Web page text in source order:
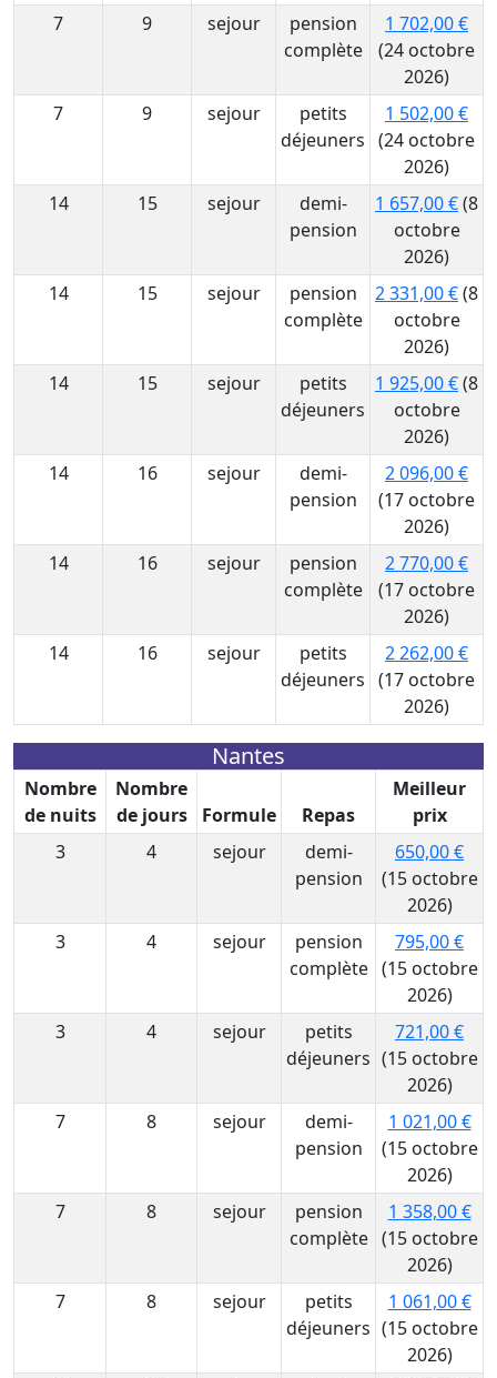
7
9 sejour
pension
complète
1 702,00 €
(24 octobre
2026)
7
9 sejour
petits
déjeuners
1 502,00 €
(24 octobre
2026)
14
15 sejour
demi-
pension
1 657,00 €(8
octobre
2026)
14
15 sejour
pension
complète
2 331,00 €(8
octobre
2026)
14
15 sejour
petits
déjeuners
1 925,00 €(8
octobre
2026)
14
16 sejour
demi-
pension
2 096,00 €
(17 octobre
2026)
14
16 sejour
pension
complète
2 770,00 €
(17 octobre
2026)
14
16 sejour
petits
déjeuners
2 262,00 €
(17 octobre
2026)
Nantes
Nombre
de nuits
Nombre
de jours
Formule Repas
Meilleur
prix
3
4 sejour
demi-
pension
650,00 €
(15 octobre
2026)
3
4 sejour
pension
complète
795,00 €
(15 octobre
2026)
3
4 sejour
petits
déjeuners
721,00 €
(15 octobre
2026)
7
8 sejour
demi-
pension
1 021,00 €
(15 octobre
2026)
7
8 sejour
pension
complète
1 358,00 €
(15 octobre
2026)
7
8 sejour
petits
déjeuners
1 061,00 €
(15 octobre
2026)